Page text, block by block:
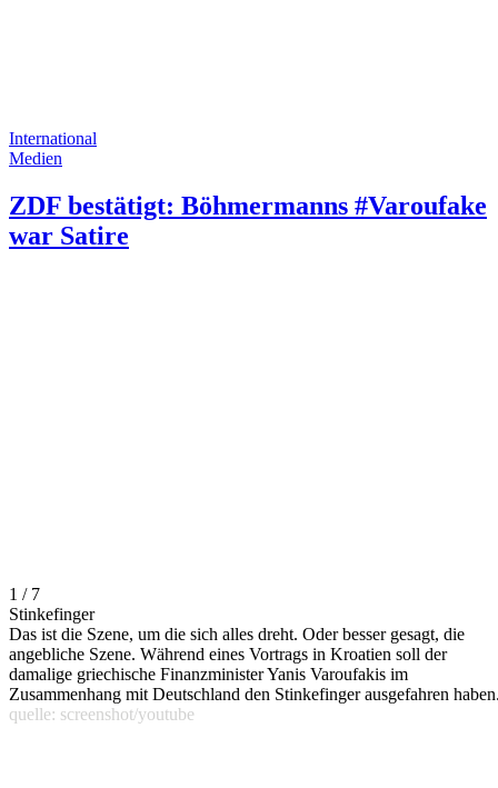
International
Medien
ZDF bestätigt: Böhmermanns #Varoufake
war Satire
1 / 7
Stinkefinger
Das ist die Szene, um die sich alles dreht. Oder besser gesagt, die
angebliche Szene. Während eines Vortrags in Kroatien soll der
damalige griechische Finanzminister Yanis Varoufakis im
Zusammenhang mit Deutschland den Stinkefinger ausgefahren
quelle: screenshot/youtube